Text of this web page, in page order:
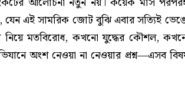
এই সামরিক জোট বুঝি এবার সত্যিই ভেঙে
নিয়ে মতবিরোধ, কখনো যুদ্ধের কৌশল,
অংশ নেওয়া না নেওয়ার প্রশ্ন—এসব